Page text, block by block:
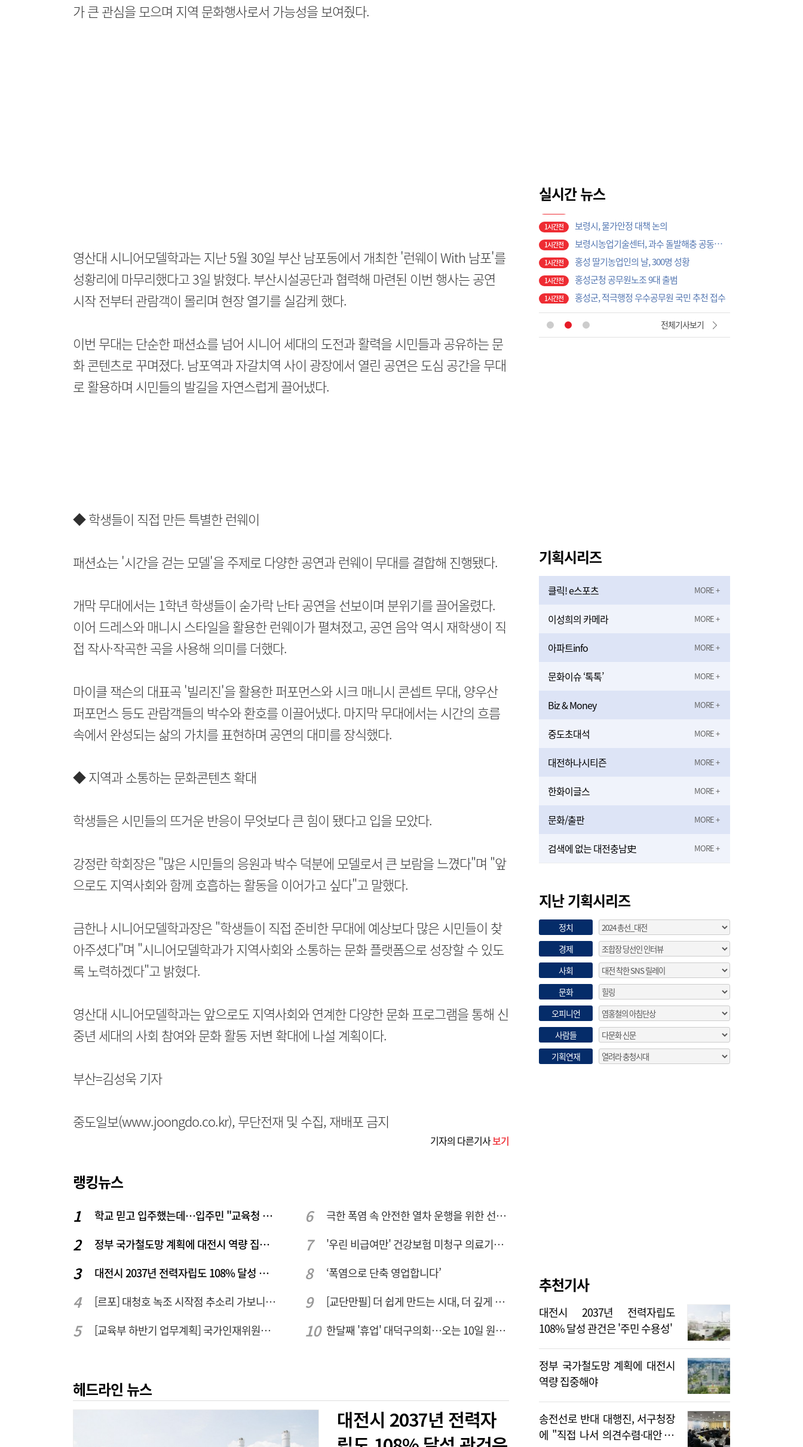
가 큰 관심을 모으며 지역 문화행사로서 가능성을 보여줬다.
영산대 시니어모델학과는 지난 5월 30일 부산 남포동에서 개최한 '런웨이 With 남포'를
성황리에 마무리했다고 3일 밝혔다. 부산시설공단과 협력해 마련된 이번 행사는 공연
시작 전부터 관람객이 몰리며 현장 열기를 실감케 했다.
이번 무대는 단순한 패션쇼를 넘어 시니어 세대의 도전과 활력을 시민들과 공유하는 문
화 콘텐츠로 꾸며졌다. 남포역과 자갈치역 사이 광장에서 열린 공연은 도심 공간을 무대
로 활용하며 시민들의 발길을 자연스럽게 끌어냈다.
◆ 학생들이 직접 만든 특별한 런웨이
패션쇼는 '시간을 걷는 모델'을 주제로 다양한 공연과 런웨이 무대를 결합해 진행됐다.
개막 무대에서는 1학년 학생들이 숟가락 난타 공연을 선보이며 분위기를 끌어올렸다.
이어 드레스와 매니시 스타일을 활용한 런웨이가 펼쳐졌고, 공연 음악 역시 재학생이 직
접 작사·작곡한 곡을 사용해 의미를 더했다.
마이클 잭슨의 대표곡 '빌리진'을 활용한 퍼포먼스와 시크 매니시 콘셉트 무대, 양우산
퍼포먼스 등도 관람객들의 박수와 환호를 이끌어냈다. 마지막 무대에서는 시간의 흐름
속에서 완성되는 삶의 가치를 표현하며 공연의 대미를 장식했다.
◆ 지역과 소통하는 문화콘텐츠 확대
학생들은 시민들의 뜨거운 반응이 무엇보다 큰 힘이 됐다고 입을 모았다.
강정란 학회장은 "많은 시민들의 응원과 박수 덕분에 모델로서 큰 보람을 느꼈다"며 "앞
으로도 지역사회와 함께 호흡하는 활동을 이어가고 싶다"고 말했다.
금한나 시니어모델학과장은 "학생들이 직접 준비한 무대에 예상보다 많은 시민들이 찾
아주셨다"며 "시니어모델학과가 지역사회와 소통하는 문화 플랫폼으로 성장할 수 있도
록 노력하겠다"고 밝혔다.
영산대 시니어모델학과는 앞으로도 지역사회와 연계한 다양한 문화 프로그램을 통해 신
중년 세대의 사회 참여와 문화 활동 저변 확대에 나설 계획이다.
부산=김성욱 기자
중도일보(www.joongdo.co.kr), 무단전재 및 수집, 재배포 금지
기자의 다른기사보기
랭킹뉴스
학교 믿고 입주했는데…입주민 "교육청 중재 나서라"
정부 국가철도망 계획에 대전시 역량 집중해야
대전시 2037년 전력자립도 108% 달성 관건은 '주민 수용성'
[르포] 대청호 녹조 시작점 추소리 가보니…걷어내도 짙은 초록빛
[교육부 하반기 업무계획] 국가인재위원회 신설… 거점국립대 3곳 성장엔진·AI 분야 패키지 지원
극한 폭염 속 안전한 열차 운행을 위한 선로관리
'우린 비급여만' 건강보험 미청구 의료기관 대전 65곳 충남 31곳
‘폭염으로 단축 영업합니다’
[교단만필] 더 쉽게 만드는 시대, 더 깊게 배우는 교육
한달째 '휴업' 대덕구의회…오는 10일 원구성 다시 돌입
헤드라인 뉴스
대전시 2037년 전력자
실시간 뉴스
1시간전
홍성 딸기농업인의 날, 300명 성황
1시간전 홍성군청 공무원노조 9대 출범
1시간전 홍성군, 적극행정 우수공무원 국민 추천 접수
1시간전 보령시의회, 대천해수욕장 현장 근무자 격려
1시간전
1시간전 서산 운산면 교회 화재…10여 분 만에 진화, 인명피해 없어
51분전 '맥도날드·세종시립박물관' 차례로 오픈… 고운동 정주여건 좋아진다
1시간전
전체기사보기
기획시리즈
클릭! e스포츠
이성희의 카메라
아파트info
문화이슈 ‘톡톡’
Biz & Money
중도초대석
대전하나시티즌
한화이글스
문화/출판
검색에 없는 대전충남史
지난 기획시리즈
정치
경제
사회
문화
오피니언
사람들
기획연재
추천기사
대전시 2037년 전력자립도
108% 달성 관건은 '주민 수용성'
정부 국가철도망 계획에 대전시
역량 집중해야
송전선로 반대 대행진, 서구청장
에 "직접 나서 의견수렴·대안 제